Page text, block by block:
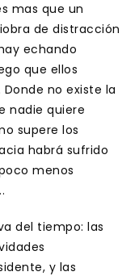
mas que un
de distracción
echando
que ellos
no existe la
nadie quiere
supere los
habrá sufrido
menos
del tiempo: las
y las